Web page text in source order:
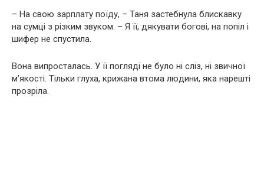
– На свою зарплату поїду, – Таня застебнула блискавку
на сумці з різким звуком. – Я її, дякувати богові, на попіл і
шифер не спустила.
Вона випросталась. У її погляді не було ні сліз, ні звичної
м’якості. Тільки глуха, крижана втома людини, яка нарешті
прозріла.